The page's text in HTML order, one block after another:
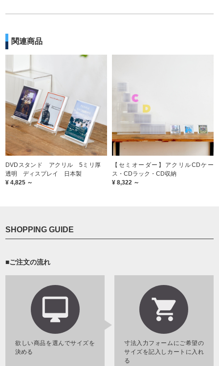
関連商品
DVDスタンド アクリル 5ミリ厚
透明 ディスプレイ 日本製
¥ 4,825 ～
【セミオーダー】アクリルCDケー
ス・CDラック・CD収納
¥ 8,322 ～
SHOPPING GUIDE
■ご注文の流れ
欲しい商品を選んでサイズを
決める
寸法入力フォームにご希望の
サイズを記入しカートに入れ
る